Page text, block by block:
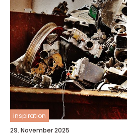
inspiration
29. November 2025